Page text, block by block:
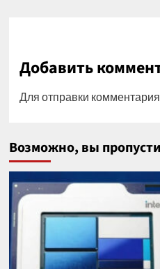
Добавить
Для отправки
Возможно, вы